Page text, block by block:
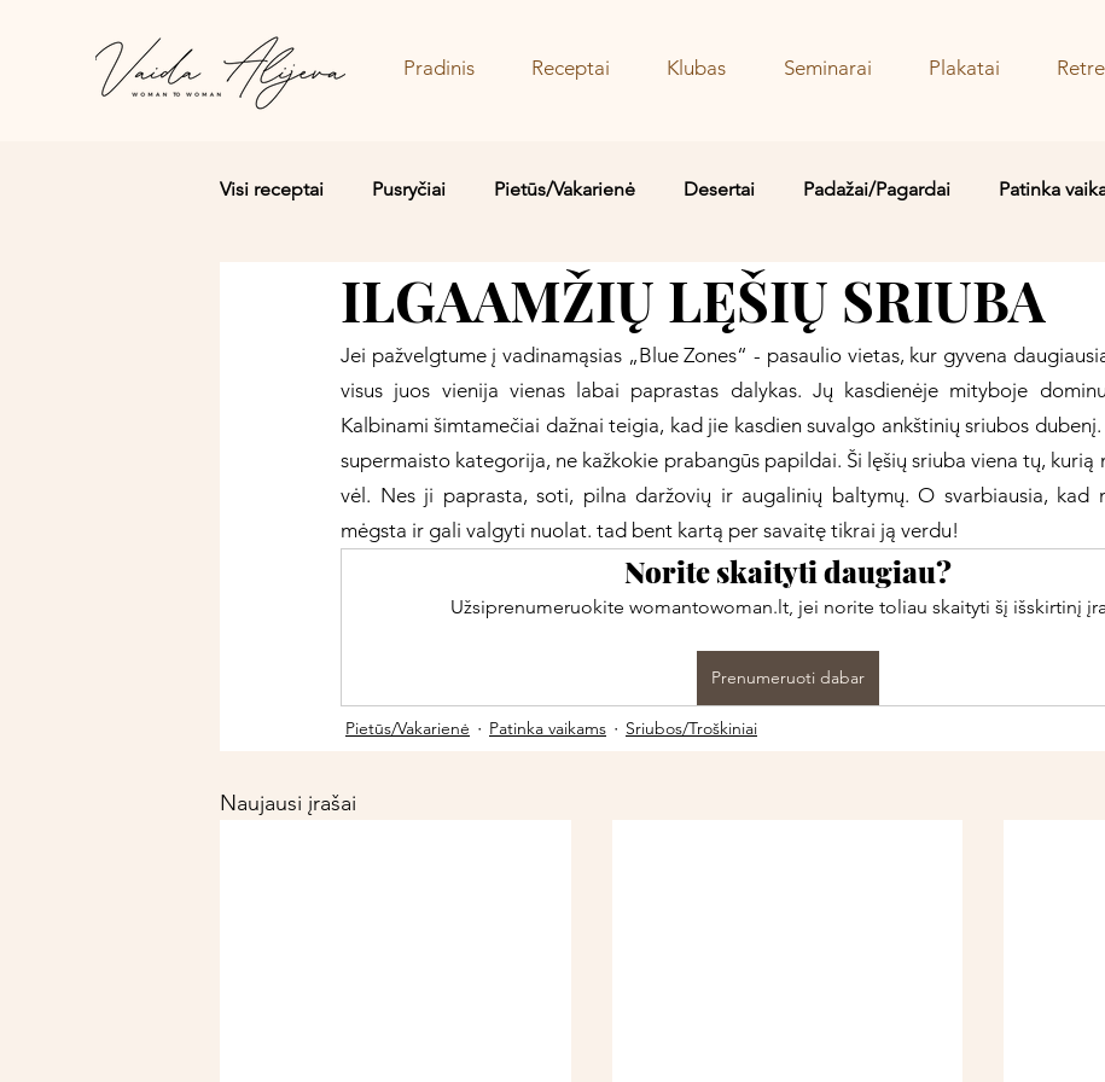
Pradinis Receptai Klubas Seminarai Plakatai
Visi receptai Pusryčiai Pietūs/Vakarienė Desertai Padažai/Pagardai Patinka
Salotos/Budos dubenėliai Sriubos/Troškiniai Saldu Sūru Vaidos MYLIMIAUSI!
ILGAAMŽIŲ LĘŠIŲ SRIUBA
Jei pažvelgtume į vadinamąsias „Blue Zones“ - pasaulio vietas, kur gyvena
visus juos vienija vienas labai paprastas dalykas. Jų kasdienėje mityboje
Kalbinami šimtamečiai dažnai teigia, kad jie kasdien suvalgo ankštinių sriubos
supermaisto kategorija, ne kažkokie prabangūs papildai. Ši lęšių sriuba viena tų, kurią
vėl. Nes ji paprasta, soti, pilna daržovių ir augalinių baltymų. O svarbiausia, kad
mėgsta ir gali valgyti nuolat. tad bent kartą per savaitę tikrai ją verdu!
Norite skaityti daugiau?
Užsiprenumeruokite womantowoman.lt, jei norite toliau skaityti šį išskirtinį
Prenumeruoti dabar
Pietūs/Vakarienė Patinka vaikams Sriubos/Troškiniai
Naujausi įrašai